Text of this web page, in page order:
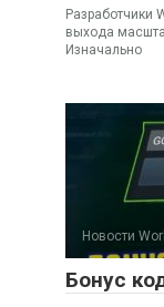
Разработчики
выхода
Изначально
Новости
Бонус